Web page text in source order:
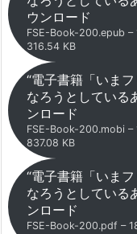
ウンロード
FSE-Book-200.epub –
316.54 KB
“電子書籍「いま
なろうとしている
ンロード
FSE-Book-200.mobi –
837.08 KB
“電子書籍「いま
なろうとしている
ンロード
FSE-Book-200.pdf –